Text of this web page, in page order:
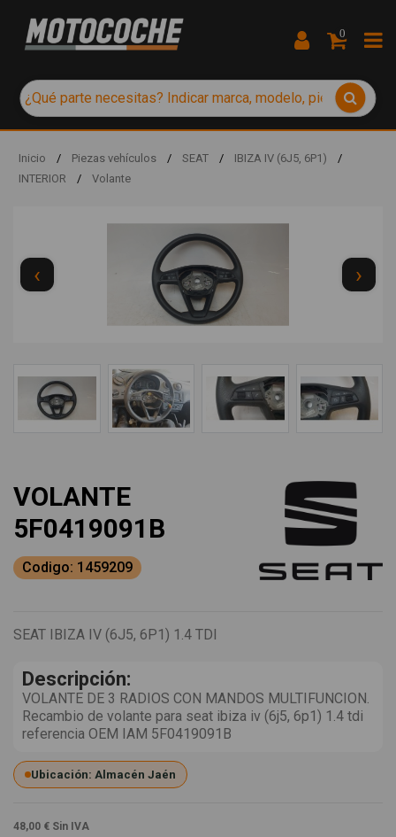
0
Inicio / Piezas vehículos / SEAT / IBIZA IV (6J5, 6P1)
/
INTERIOR
/ Volante
‹ ›
VOLANTE
5F0419091B
Codigo: 1459209
SEAT IBIZA IV (6J5, 6P1) 1.4 TDI
Descripción:
VOLANTE DE 3 RADIOS CON MANDOS MULTIFUNCION.
Recambio de volante para seat ibiza iv (6j5, 6p1) 1.4 tdi
referencia OEM IAM 5F0419091B
Ubicación: Almacén Jaén
48,00 € Sin IVA